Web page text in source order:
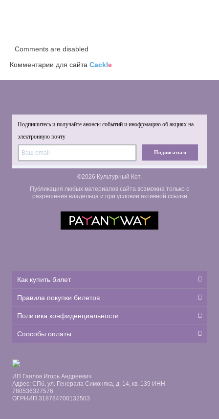
Comments are disabled
Комментарии для сайта Cackle
Подпишитесь и получайте анонсы событий и инофрмацию об акциях на
электронную почту
Подписаться
©2026 Культурный Кот.
Публикация любых материалов сайта возможна только с
разрешения владельца и при условии активной ссылки
Как купить билет
Правила покупки билетов
Политика конфиденциальности
Способы оплаты
ИП Гаялов Игорь Андреевич
Адрес: СПб, ул. Генерала Симоняка, д. 14, кв. 139 ИНН
780536327576
ОГРНИП 318784700132503